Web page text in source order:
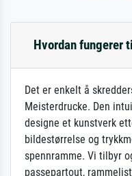
Hvordan fungerer
Det er enkelt å
Meisterdrucke. Den
designe et kunstverk
bildestørrelse og
spennramme. Vi tilbyr
passepartout,